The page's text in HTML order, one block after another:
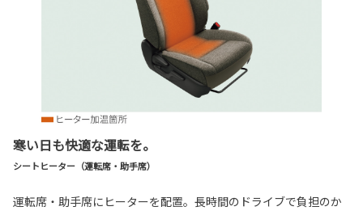
寒い日も快適な運転を。
シートヒーター（運転席・助手席）
運転席・助手席にヒーターを配置。長時間のドライブで負担のか